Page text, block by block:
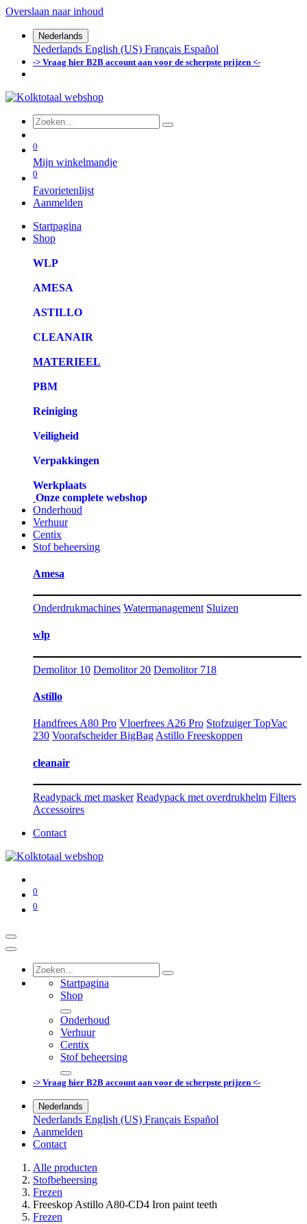
Overslaan naar inhoud
Nederlands
Nederlands English (US) Français Español
-> Vraag hier B2B account aan voor de scherpste prijzen <-
0
Mijn winkelmandje
0
Favorietenlijst
Aanmelden
Startpagina
Shop
WLP
AMESA
ASTILLO
CLEANAIR
MATERIEEL
PBM
Reiniging
Veiligheid
Verpakkingen
Werkplaats
Onze complete webshop
Onderhoud
Verhuur
Centix
Stof beheersing
Amesa
Onderdrukmachines Watermanagement Sluizen
wlp
Demolitor 10 Demolitor 20 Demolitor 718
Astillo
Handfrees A80 Pro Vloerfrees A26 Pro Stofzuiger TopVac
230 Voorafscheider BigBag Astillo Freeskoppen
cleanair
Readypack met masker Readypack met overdrukhelm Filters
Accessoires
Contact
0
0
Startpagina
Shop
Onderhoud
Verhuur
Centix
Stof beheersing
-> Vraag hier B2B account aan voor de scherpste prijzen <-
Nederlands
Nederlands English (US) Français Español
Aanmelden
Contact
Alle producten
Stofbeheersing
Frezen
Freeskop Astillo A80-CD4 Iron paint teeth
Frezen